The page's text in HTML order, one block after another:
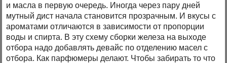
и масла в первую очередь. Иногда через пару дней
мутный дист начала становится прозрачным. И вкусы с
ароматами отличаются в зависимости от пропорции
воды и спирта. В эту схему сборки железа на выходе
отбора надо добавлять девайс по отделению масел с
отбора. Как парфюмеры делают. Чтобы забирать то что